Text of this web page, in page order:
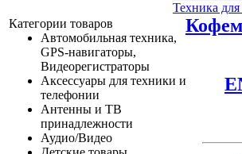
Категории товаров
Автомобильная техника,
GPS-навигаторы,
Видеорегистраторы
Аксессуары для техники и
телефонии
Антенны и ТВ
принадлежности
Аудио/Видео
Техника